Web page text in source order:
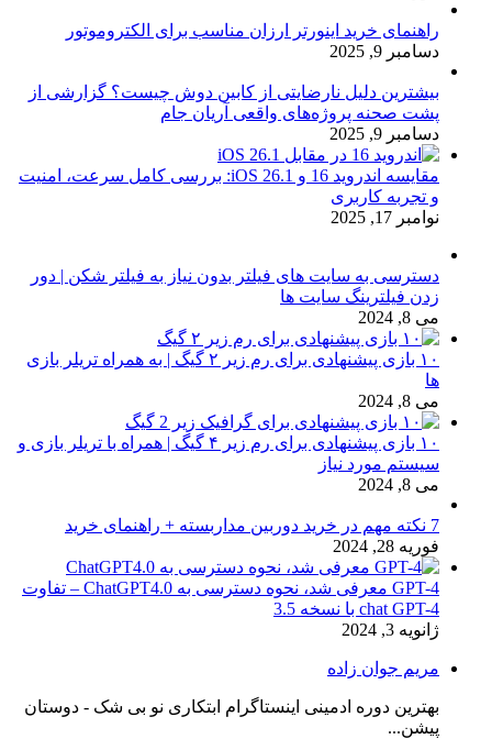
راهنمای خرید اینورتر ارزان مناسب برای الکتروموتور
دسامبر 9, 2025
بیشترین دلیل نارضایتی از کابین دوش چیست؟ گزارشی از
پشت صحنه پروژه‌های واقعی آریان جام
دسامبر 9, 2025
مقایسه اندروید 16 و iOS 26.1: بررسی کامل سرعت، امنیت
و تجربه کاربری
نوامبر 17, 2025
دسترسی به سایت های فیلتر بدون نیاز به فیلتر شکن | دور
زدن فیلترینگ سایت ها
می 8, 2024
۱۰ بازی پیشنهادی برای رم زیر ۲ گیگ | به همراه تریلر بازی
ها
می 8, 2024
۱۰ بازی پیشنهادی برای رم زیر ۴ گیگ | همراه با تریلر بازی و
سیستم مورد نیاز
می 8, 2024
7 نکته مهم در خرید دوربین مداربسته + راهنمای خرید
فوریه 28, 2024
GPT-4 معرفی شد، نحوه دسترسی به ChatGPT4.0 – تفاوت
chat GPT-4 با نسخه 3.5
ژانویه 3, 2024
مریم جوان زاده
بهترین دوره ادمینی اینستاگرام ابتکاری نو بی شک - دوستان
پیشن...